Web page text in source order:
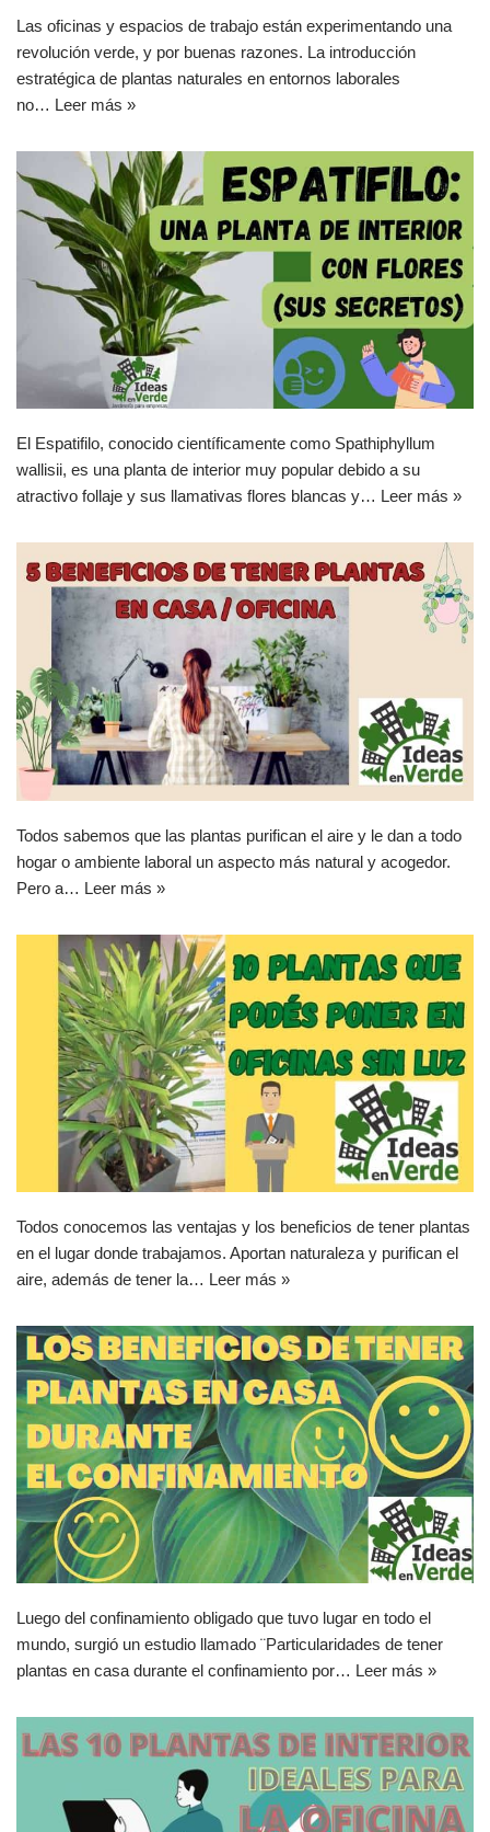
Las oficinas y espacios de trabajo están experimentando una
revolución verde, y por buenas razones. La introducción
estratégica de plantas naturales en entornos laborales
no… Leer más »
El Espatifilo, conocido científicamente como Spathiphyllum
wallisii, es una planta de interior muy popular debido a su
atractivo follaje y sus llamativas flores blancas y… Leer más »
Todos sabemos que las plantas purifican el aire y le dan a todo
hogar o ambiente laboral un aspecto más natural y acogedor.
Pero a… Leer más »
Todos conocemos las ventajas y los beneficios de tener plantas
en el lugar donde trabajamos. Aportan naturaleza y purifican el
aire, además de tener la… Leer más »
Luego del confinamiento obligado que tuvo lugar en todo el
mundo, surgió un estudio llamado ¨Particularidades de tener
plantas en casa durante el confinamiento por… Leer más »